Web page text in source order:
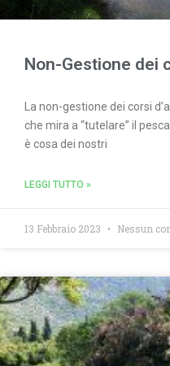
Non-Gestione dei
La non-gestione dei corsi
che mira a “tutelare” il
è cosa dei nostri
LEGGI TUTTO »
13 Febbraio 2023 Nessun